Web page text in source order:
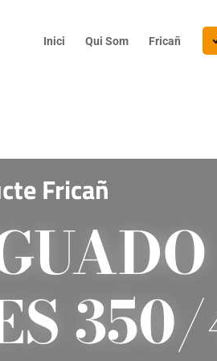
Inici Qui Som Fricañ
Fricañ